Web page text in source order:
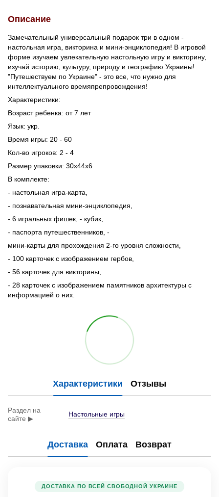
Описание
Замечательный универсальный подарок три в одном -
настольная игра, викторина и мини-энциклопедия! В игровой
форме изучаем увлекательную настольную игру и викторину,
изучай историю, культуру, природу и географию Украины!
"Путешествуем по Украине" - это все, что нужно для
интеллектуального времяпрепровождения!
Характеристики:
Возраст ребенка: от 7 лет
Язык: укр.
Время игры: 20 - 60
Кол-во игроков: 2 - 4
Размер упаковки: 30х44х6
В комплекте:
- настольная игра-карта,
- познавательная мини-энциклопедия,
- 6 игральных фишек, - кубик,
- паспорта путешественников, -
мини-карты для прохождения 2-го уровня сложности,
- 100 карточек с изображением гербов,
- 56 карточек для викторины,
- 28 карточек с изображением памятников архитектуры с
информацией о них.
Характеристики Отзывы
Раздел на
сайте ▶
Настольные игры
Доставка Оплата Возврат
ДОСТАВКА ПО ВСЕЙ СВОБОДНОЙ УКРАИНЕ